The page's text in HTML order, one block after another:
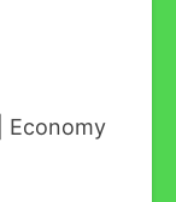
| Economy